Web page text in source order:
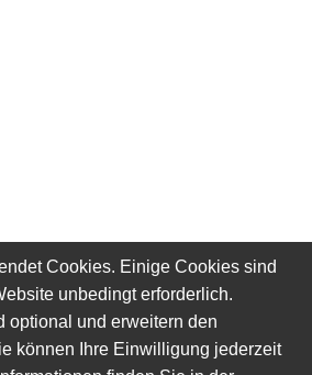
Cookies. Einige Cookies sind
unbedingt erforderlich.
optional und erweitern den
können Ihre Einwilligung jederzeit